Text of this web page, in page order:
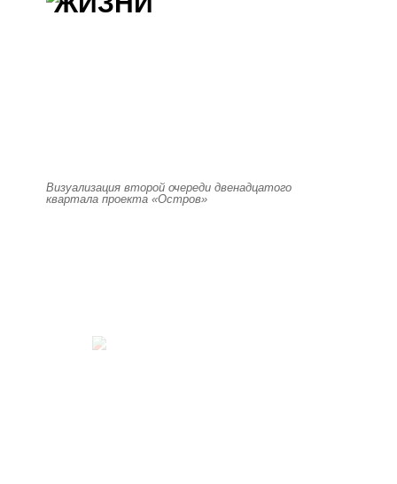
Визуализация второй очереди двенадцатого
квартала проекта «Остров»